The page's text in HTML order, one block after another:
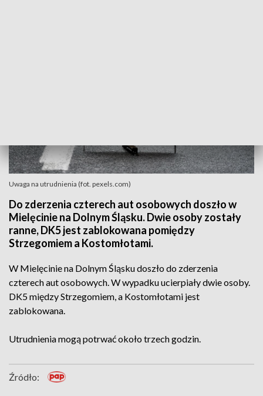
Uwaga na utrudnienia (fot. pexels.com)
Do zderzenia czterech aut osobowych doszło w
Mielęcinie na Dolnym Śląsku. Dwie osoby zostały
ranne, DK5 jest zablokowana pomiędzy
Strzegomiem a Kostomłotami.
W Mielęcinie na Dolnym Śląsku doszło do zderzenia
czterech aut osobowych. W wypadku ucierpiały dwie osoby.
DK5 między Strzegomiem, a Kostomłotami jest
zablokowana.
Utrudnienia mogą potrwać około trzech godzin.
Źródło: